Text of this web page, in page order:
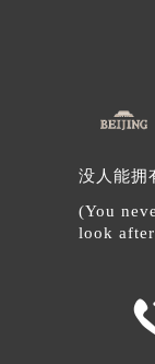
没人能拥
(You
look